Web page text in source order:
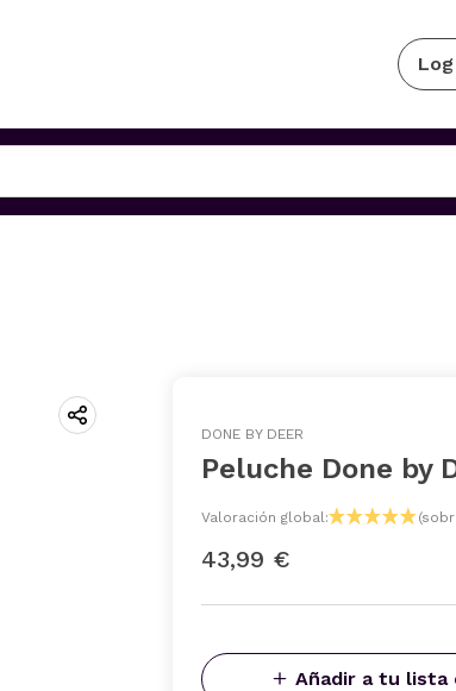
DONE BY DEER
Peluche Done by
Valoración global:
43,99 €
Añadir a tu lista